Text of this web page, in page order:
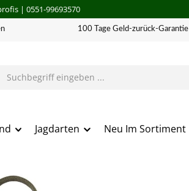
| 0551-99693570
100 Tage Geld-zurück-Garantie
Jagdarten Neu Im Sortiment